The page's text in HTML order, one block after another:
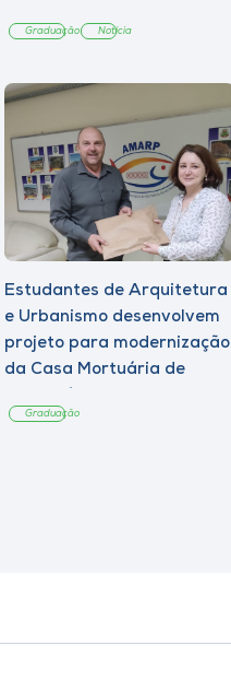
Graduação Notícia
Estudantes de Arquitetura
e Urbanismo desenvolvem
projeto para modernização
da Casa Mortuária de
Graduação